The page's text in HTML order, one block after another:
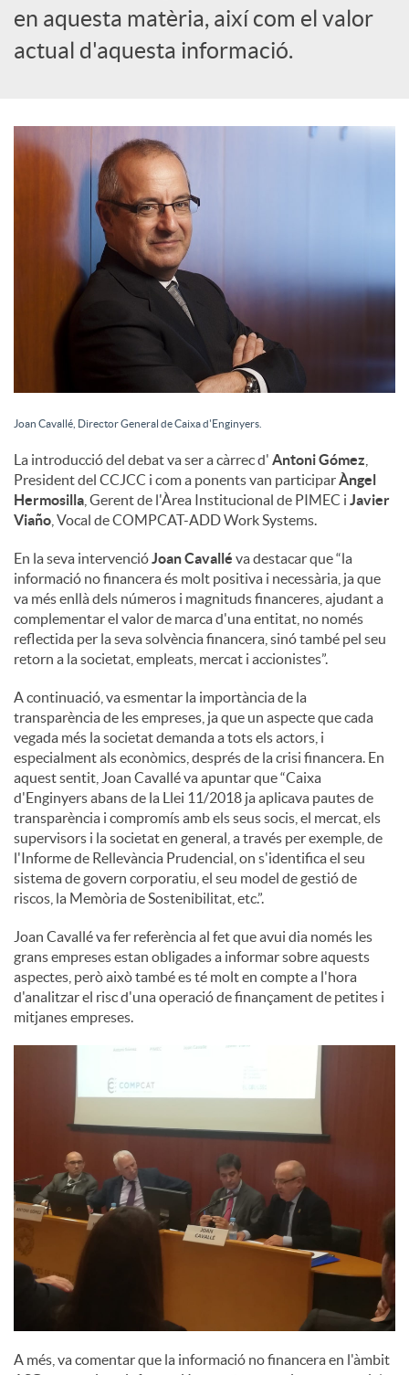
en aquesta matèria, així com el valor
actual d'aquesta informació.
Joan Cavallé, Director General de Caixa d'Enginyers.
La introducció del debat va ser a càrrec d' Antoni Gómez
President del CCJCC i com a ponents van participarÀngel
Hermosilla , Gerent de l'Àrea Institucional de PIMEC i Javier
Viaño , Vocal de COMPCAT-ADD Work Systems.
En la seva intervencióJoan Cavallé va destacar que “la
informació no financera és molt positiva i necessària, ja que
va més enllà dels números i magnituds financeres, ajudant a
complementar el valor de marca d'una entitat, no només
reflectida per la seva solvència financera, sinó també pel seu
retorn a la societat, empleats, mercat i accionistes”.
A continuació, va esmentar la importància de la
transparència de les empreses, ja que un aspecte que cada
vegada més la societat demanda a tots els actors, i
especialment als econòmics, després de la crisi financera. En
aquest sentit, Joan Cavallé va apuntar que “Caixa
d'Enginyers abans de la Llei 11/2018 ja aplicava pautes de
transparència i compromís amb els seus socis, el mercat, els
supervisors i la societat en general, a través per exemple, de
l'Informe de Rellevància Prudencial, on s'identifica el seu
sistema de govern corporatiu, el seu model de gestió de
riscos, la Memòria de Sostenibilitat, etc.”.
Joan Cavallé va fer referència al fet que avui dia només les
grans empreses estan obligades a informar sobre aquests
aspectes, però això també es té molt en compte a l'hora
d'analitzar el risc d'una operació de finançament de petites i
mitjanes empreses.
A més, va comentar que la informació no financera en l'àmbit